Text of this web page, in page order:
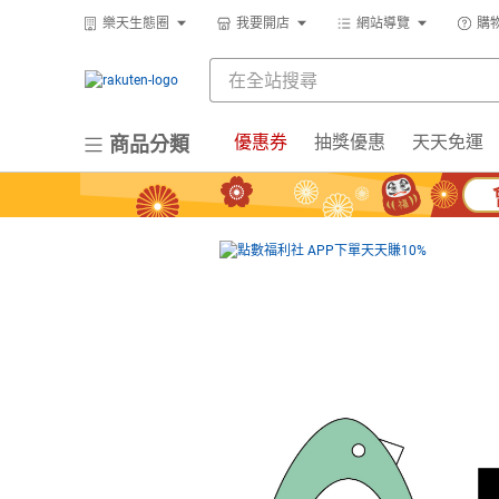
樂天生態圈 我要開店 網站導覽 購
商品分類 優惠券 抽獎優惠 天天免運